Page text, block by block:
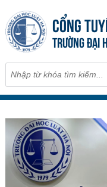
CỔNG
TRƯỜNG ĐẠI